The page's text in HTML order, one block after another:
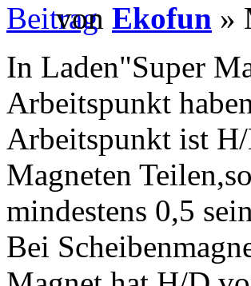
von Ekofun »
In Laden"Super
Arbeitspunkt
Arbeitspunkt ist
Magneten
mindestens 0,5
Bei